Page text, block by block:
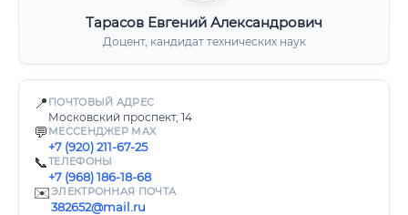
Тарасов Евгений Александрович
Доцент, кандидат технических наук
📍 ПОЧТОВЫЙ АДРЕС
Московский проспект, 14
💬 МЕССЕНДЖЕР MAX
+7 (920) 211-67-25
📞ТЕЛЕФОНЫ
+7 (968) 186-18-68
✉️ЭЛЕКТРОННАЯ ПОЧТА
382652@mail.ru